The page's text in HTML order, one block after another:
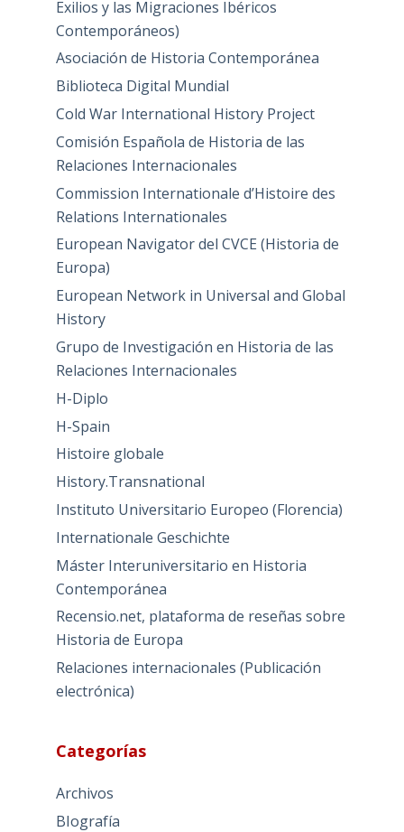
Exilios y las Migraciones Ibéricos
Contemporáneos)
Asociación de Historia Contemporánea
Biblioteca Digital Mundial
Cold War International History Project
Comisión Española de Historia de las
Relaciones Internacionales
Commission Internationale d’Histoire des
Relations Internationales
European Navigator del CVCE (Historia de
Europa)
European Network in Universal and Global
History
Grupo de Investigación en Historia de las
Relaciones Internacionales
H-Diplo
H-Spain
Histoire globale
History.Transnational
Instituto Universitario Europeo (Florencia)
Internationale Geschichte
Máster Interuniversitario en Historia
Contemporánea
Recensio.net, plataforma de reseñas sobre
Historia de Europa
Relaciones internacionales (Publicación
electrónica)
Categorías
Archivos
BIografía